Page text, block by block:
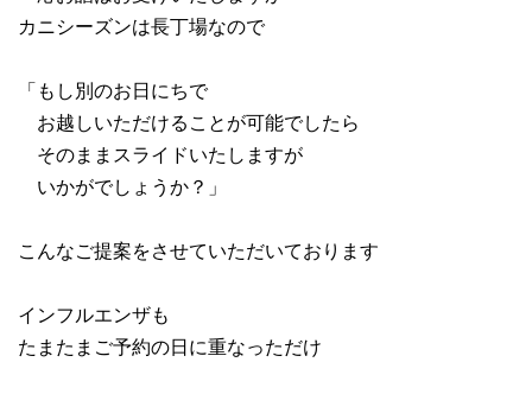
カニシーズンは長丁場なので
「もし別のお日にちで
お越しいただけることが可能でしたら
そのままスライドいたしますが
いかがでしょうか？」
こんなご提案をさせていただいております
インフルエンザも
たまたまご予約の日に重なっただけ